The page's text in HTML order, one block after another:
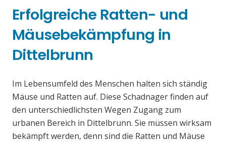
Erfolgreiche Ratten- und
Mäusebekämpfung in
Dittelbrunn
Im Lebensumfeld des Menschen halten sich ständig
Mäuse und Ratten auf. Diese Schadnager finden auf
den unterschiedlichsten Wegen Zugang zum
urbanen Bereich in Dittelbrunn. Sie müssen wirksam
bekämpft werden, denn sind die Ratten und Mäuse